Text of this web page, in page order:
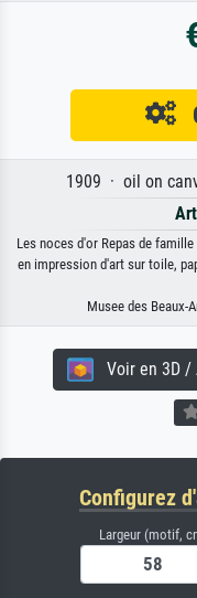
1909 · oil on
Les noces d'or Repas de
en impression d'art sur toile,
Musee des Beaux-
Voir en 3D /
Configurez
Largeur (motif,